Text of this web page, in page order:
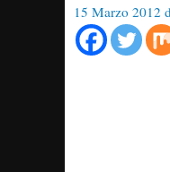
15 Marzo 2012